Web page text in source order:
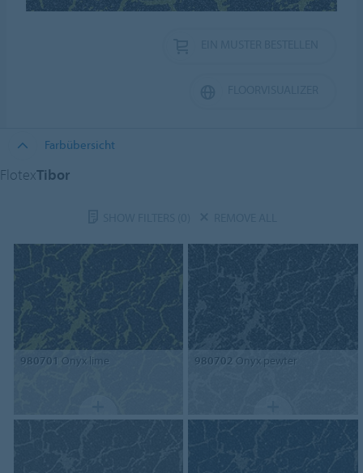
Farbübersicht
FlotexTibor
980701 Onyx lime 980702 Onyx pewter